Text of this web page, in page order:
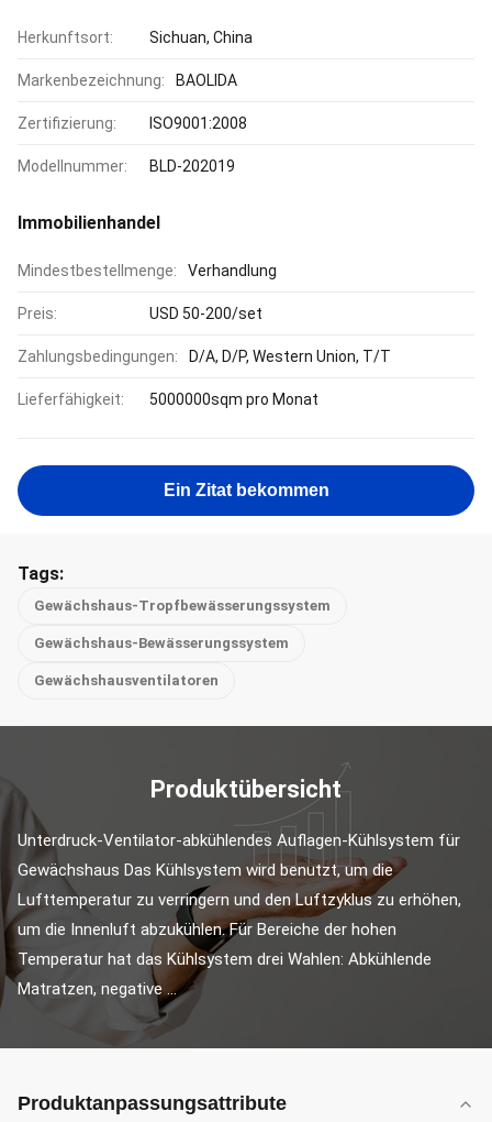
Herkunftsort: Sichuan, China
Markenbezeichnung: BAOLIDA
Zertifizierung: ISO9001:2008
Modellnummer: BLD-202019
Immobilienhandel
Mindestbestellmenge: Verhandlung
Preis: USD 50-200/set
Zahlungsbedingungen: D/A, D/P, Western Union, T/T
Lieferfähigkeit: 5000000sqm pro Monat
Ein Zitat bekommen
Tags:
Gewächshaus-Tropfbewässerungssystem
Gewächshaus-Bewässerungssystem
Gewächshausventilatoren
Produktübersicht
Unterdruck-Ventilator-abkühlendes Auflagen-Kühlsystem für
Gewächshaus Das Kühlsystem wird benutzt, um die
Lufttemperatur zu verringern und den Luftzyklus zu erhöhen,
um die Innenluft abzukühlen. Für Bereiche der hohen
Temperatur hat das Kühlsystem drei Wahlen: Abkühlende
Matratzen, negative ...
Produktanpassungsattribute